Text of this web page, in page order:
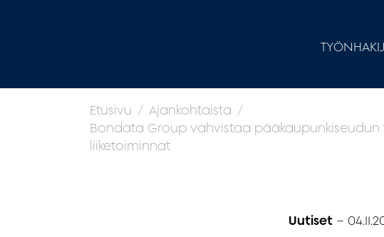
Etusivu
Ajankohtaista
Bondata Group vahvistaa pääkaupunkiseudun
liiketoiminnat
Uutiset –